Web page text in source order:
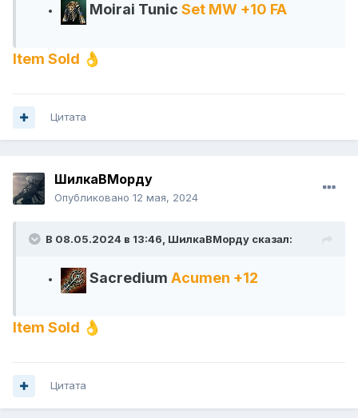
Moirai Tunic Set MW +10 FA
Item Sold 👌
Цитата
ШилкаВМорду
Опубликовано 12 мая, 2024
В 08.05.2024 в 13:46, ШилкаВМорду сказал:
Sacredium Acumen +12
Item Sold 👌
Цитата